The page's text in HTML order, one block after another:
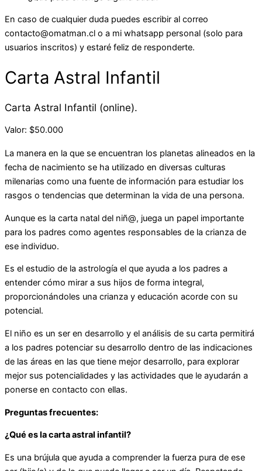
En caso de cualquier duda puedes escribir al correo
contacto@omatman.cl o a mi whatsapp personal (solo para
usuarios inscritos) y estaré feliz de responderte.
Carta Astral Infantil
Carta Astral Infantil (online).
Valor: $50.000
La manera en la que se encuentran los planetas alineados en la
fecha de nacimiento se ha utilizado en diversas culturas
milenarias como una fuente de información para estudiar los
rasgos o tendencias que determinan la vida de una persona.
Aunque es la carta natal del niñ@, juega un papel importante
para los padres como agentes responsables de la crianza de
ese individuo.
Es el estudio de la astrología el que ayuda a los padres a
entender cómo mirar a sus hijos de forma integral,
proporcionándoles una crianza y educación acorde con su
potencial.
El niño es un ser en desarrollo y el análisis de su carta permitirá
a los padres potenciar su desarrollo dentro de las indicaciones
de las áreas en las que tiene mejor desarrollo, para explorar
mejor sus potencialidades y las actividades que le ayudarán a
ponerse en contacto con ellas.
Preguntas frecuentes:
¿Qué es la carta astral infantil?
Es una brújula que ayuda a comprender la fuerza pura de ese